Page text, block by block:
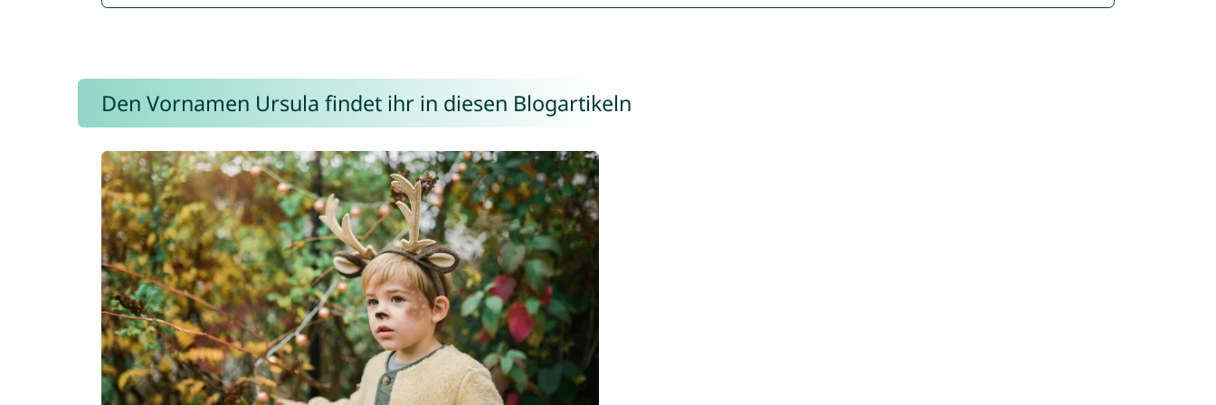
Den Vornamen Ursula findet ihr in diesen Blogartikeln